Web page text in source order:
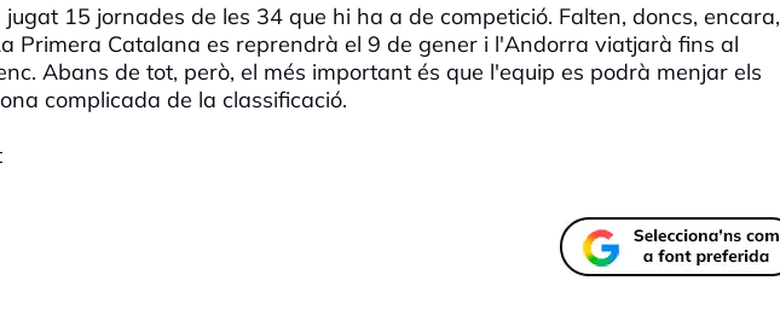
15 jornades de les 34 que hi ha a de competició. Falten, doncs, encara,
Primera Catalana es reprendrà el 9 de gener i l'Andorra viatjarà fins al
Abans de tot, però, el més important és que l'equip es podrà menjar els
complicada de la classificació.